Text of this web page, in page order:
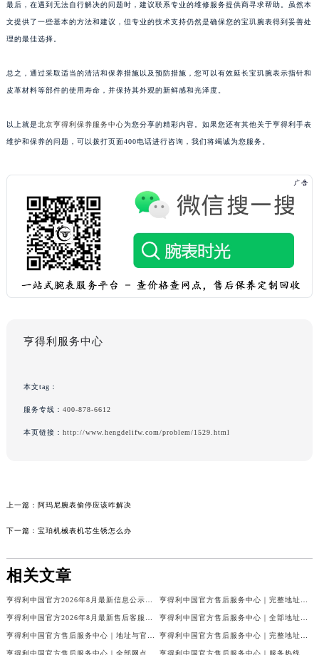
最后，在遇到无法自行解决的问题时，建议联系专业的维修服务提供商寻求帮助。虽然本
文提供了一些基本的方法和建议，但专业的技术支持仍然是确保您的宝玑腕表得到妥善处
理的最佳选择。
总之，通过采取适当的清洁和保养措施以及预防措施，您可以有效延长宝玑腕表示指针和
皮革材料等部件的使用寿命，并保持其外观的新鲜感和光泽度。
以上就是北京亨得利保养服务中心为您分享的精彩内容。如果您还有其他关于亨得利手表
维护和保养的问题，可以拨打页面400电话进行咨询，我们将竭诚为您服务。
亨得利服务中心
本文tag：
服务专线： 400-878-6612
本页链接： http://www.hengdelifw.com/problem/1529.html
上一篇： 阿玛尼腕表偷停应该咋解决
下一篇： 宝珀机械表机芯生锈怎么办
相关文章